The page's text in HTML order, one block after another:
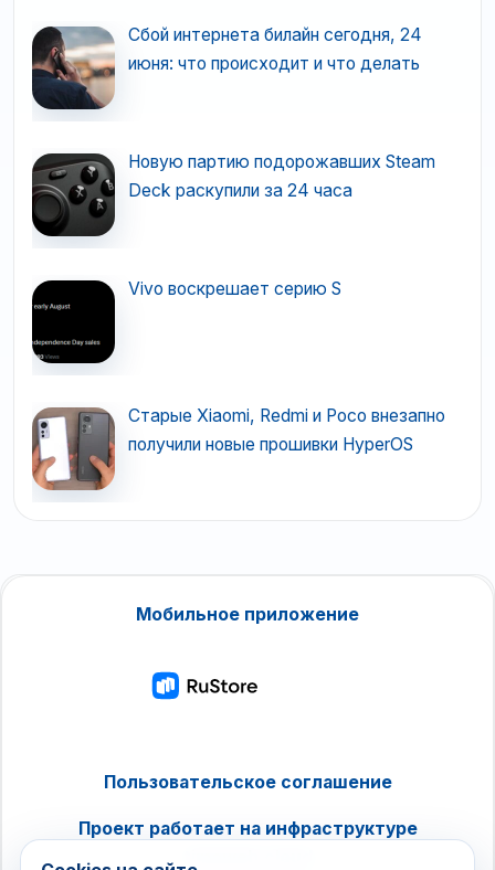
Сбой интернета билайн сегодня, 24
июня: что происходит и что делать
Новую партию подорожавших Steam
Deck раскупили за 24 часа
Vivo воскрешает серию S
Старые Xiaomi, Redmi и Poco внезапно
получили новые прошивки HyperOS
Мобильное приложение
Пользовательское соглашение
Проект работает на инфраструктуре